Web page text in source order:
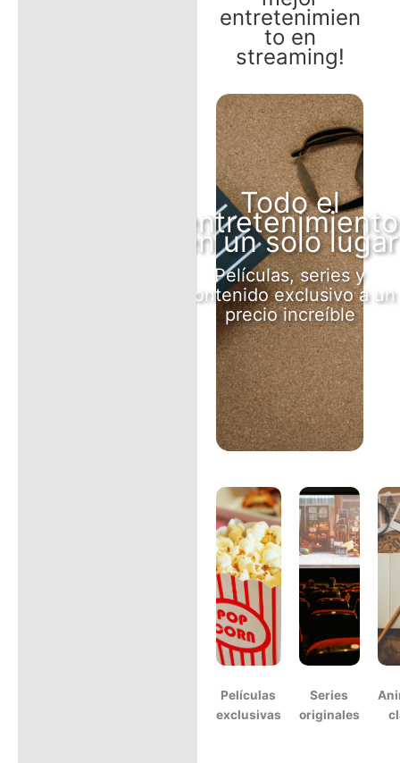
entretenimien
to en
streaming!
Todo el
entretenimiento
en un solo lugar
Películas, series y
contenido exclusivo a un
precio increíble
Películas
exclusivas
Series
originales